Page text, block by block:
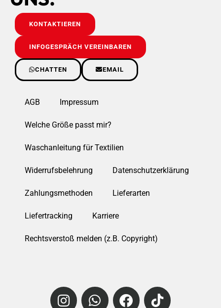
KONTAKTIEREN
INFOGESPRÄCH VEREINBAREN
CHATTEN EMAIL
AGB Impressum
Welche Größe passt mir?
Waschanleitung für Textilien
Widerrufsbelehrung Datenschutzerklärung
Zahlungsmethoden Lieferarten
Liefertracking Karriere
Rechtsverstoß melden (z.B. Copyright)